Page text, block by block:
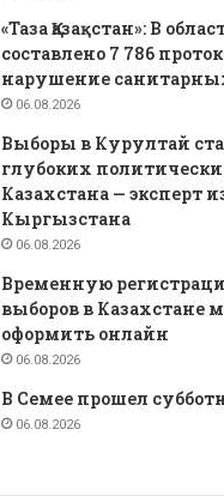
«Таза Қазақстан»: В
составлено 7 786
нарушение
06.08.2026
Выборы в Курултай
глубоких
Казахстана — эксперт
Кыргызстана
06.08.2026
Временную
выборов в Казахстане
оформить онлайн
06.08.2026
В Семее прошел
06.08.2026